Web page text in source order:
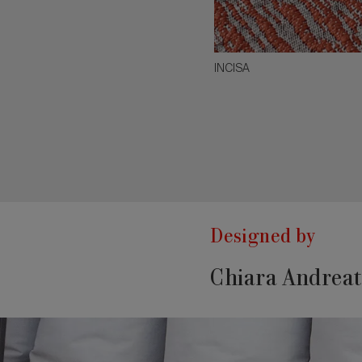
INCISA
Designed by
Chiara